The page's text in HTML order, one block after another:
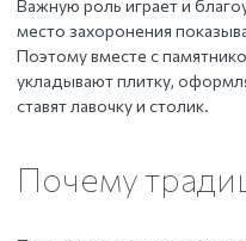
Важную роль играет и
место захоронения
Поэтому вместе с
укладывают плитку,
ставят лавочку и столик.
Почему